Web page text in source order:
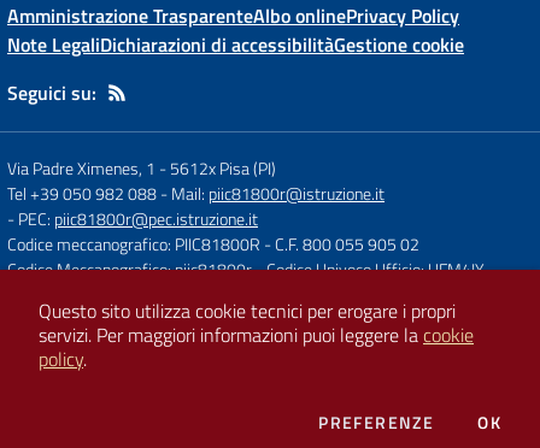
Amministrazione TrasparenteAlbo onlinePrivacy Policy
Note LegaliDichiarazioni di accessibilitàGestione cookie
Seguici su:
Via Padre Ximenes, 1 -5612x Pisa (PI)
Tel +39 050 982 088- Mail: piic81800r@istruzione.it
- PEC: piic81800r@pec.istruzione.it
Codice meccanografico: PIIC81800R - C.F. 800 055 905 02
Codice Meccanografico: piic81800r- Codice Univoco Ufficio: UFM4IY
Concept & Design by
Designers Italia
Questo sito utilizza cookie tecnici per erogare i propri
servizi. Per maggiori informazioni puoi leggere lacookie
policy.
PREFERENZE DEI COOKIE
OK